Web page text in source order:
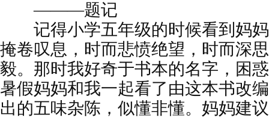
———题记
记得小学五年级的时候看到妈妈
掩卷叹息，时而悲愤绝望，时而深
毅。那时我好奇于书本的名字，困
暑假妈妈和我一起看了由这本书改
出的五味杂陈，似懂非懂。妈妈建